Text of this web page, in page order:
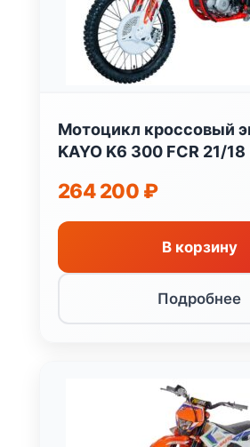
Мотоцикл кроссовый
KAYO K6 300 FCR 21/
264 200 ₽
В корзину
Подробнее